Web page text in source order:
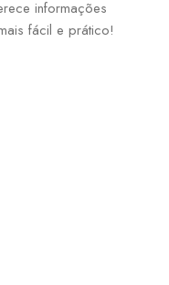
informações
fácil e prático!